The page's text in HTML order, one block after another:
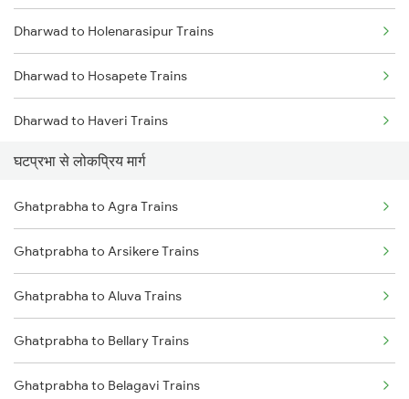
Ghatprabha to Birur Trains
Ghatprabha to Bengaluru Trains
Ghatprabha to Tumkur Trains
Ghatprabha to Thane Trains
Ghatprabha to Tiptur Trains
Dharwad to Holenarasipur Trains
Dharwad to Hosapete Trains
Dharwad to Haveri Trains
Dharwad to Kolkata Trains
Dharwad to Kadapa Trains
Dharwad to Jhansi Trains
Dharwad to Jajpur K Road Trains
Dharwad to Jalgaon Trains
Dharwad to Jodhpur Trains
घटप्रभा से लोकप्रिय मार्ग
Ghatprabha to Agra Trains
Ghatprabha to Arsikere Trains
Ghatprabha to Aluva Trains
Ghatprabha to Bellary Trains
Ghatprabha to Belagavi Trains